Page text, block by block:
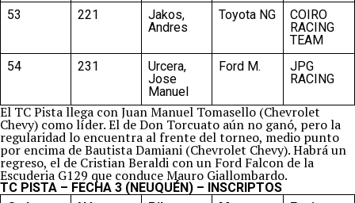
53 221
Jakos,
Andres
Toyota NG
COIRO
RACING
TEAM
54
231
Urcera,
Jose
Manuel
Ford M.
JPG
RACING
El TC Pista llega con Juan Manuel Tomasello (Chevrolet
Chevy) como líder. El de Don Torcuato aún no ganó, pero la
regularidad lo encuentra al frente del torneo, medio punto
por encima de Bautista Damiani (Chevrolet Chevy). Habrá un
regreso, el de Cristian Beraldi con un Ford Falcon de la
Escuderia G129 que conduce Mauro Giallombardo.
TC PISTA – FECHA 3 (NEUQUÉN) – INSCRIPTOS